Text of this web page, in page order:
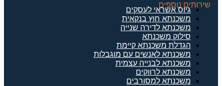
שירותים נוספים
גיוס אשראי לעסקים
משכנתא חוץ בנקאית
משכנתא לדירה שנייה
סילוק משכנתא
הגדלת משכנתא קיימת
משכנתא לאנשים עם מוגבלות
משכנתא לבנייה עצמית
משכנתא לרווקים
משכנתא למסורבים